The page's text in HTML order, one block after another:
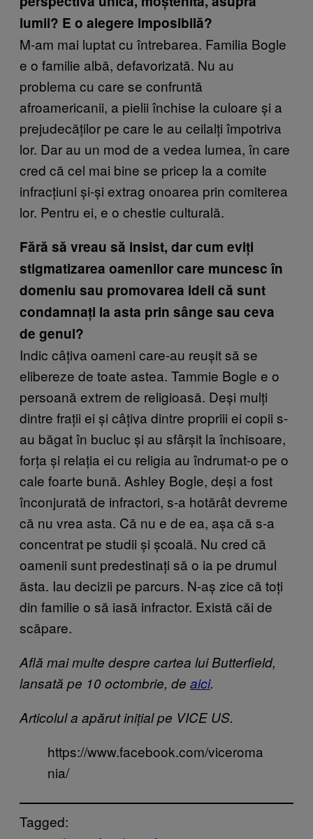
lumii? E o alegere imposibilă?
M-am mai luptat cu întrebarea. Familia Bogle
e o familie albă, defavorizată. Nu au
problema cu care se confruntă
afroamericanii, a pielii închise la culoare și a
prejudecăților pe care le au ceilalți împotriva
lor. Dar au un mod de a vedea lumea, în care
cred că cel mai bine se pricep la a comite
infracțiuni și-și extrag onoarea prin comiterea
lor. Pentru ei, e o chestie culturală.
Fără să vreau să insist, dar cum eviți
stigmatizarea oamenilor care muncesc în
domeniu sau promovarea ideii că sunt
condamnați la asta prin sânge sau ceva
de genul?
Indic câțiva oameni care-au reușit să se
elibereze de toate astea. Tammie Bogle e o
persoană extrem de religioasă. Deși mulți
dintre frații ei și câțiva dintre propriii ei copii s-
au băgat în bucluc și au sfârșit la închisoare,
forța și relația ei cu religia au îndrumat-o pe o
cale foarte bună. Ashley Bogle, deși a fost
înconjurată de infractori, s-a hotărât devreme
că nu vrea asta. Că nu e de ea, așa că s-a
concentrat pe studii și școală. Nu cred că
oamenii sunt predestinați să o ia pe drumul
ăsta. Iau decizii pe parcurs. N-aș zice că toți
din familie o să iasă infractor. Există căi de
scăpare.
Află mai multe despre cartea lui Butterfield,
lansată pe 10 octombrie, de aici.
Articolul a apărut inițial pe VICE US.
https://www.facebook.com/viceroma
nia/
Tagged: